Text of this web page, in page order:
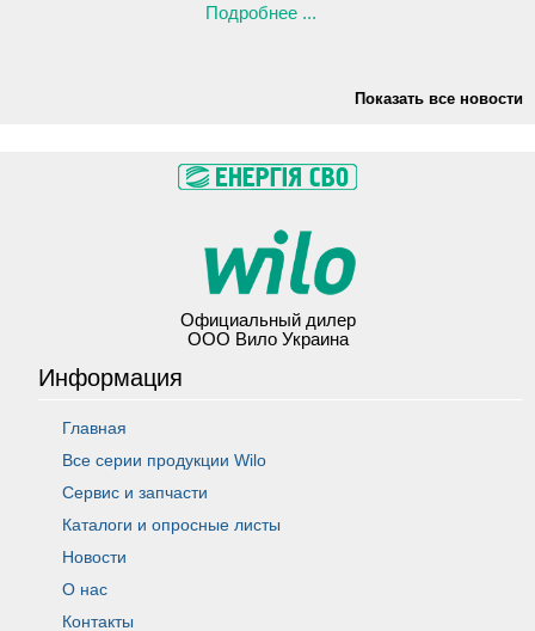
Подробнее ...
Показать все новости
Официальный дилер
ООО Вило Украина
Информация
Главная
Все серии продукции Wilo
Сервис и запчасти
Каталоги и опросные листы
Новости
О нас
Контакты